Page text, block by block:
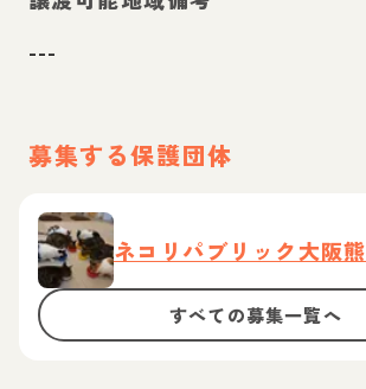
---
募集する保護団体
ネコリパブリック大阪
すべての募集一覧へ